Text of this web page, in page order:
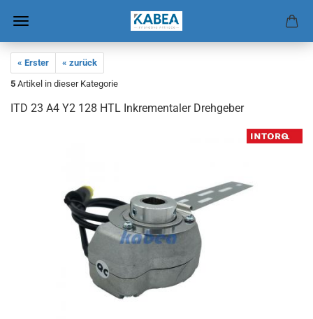
« Erster
« zurück
5 Artikel in dieser Kategorie
ITD 23 A4 Y2 128 HTL In­kre­men­ta­ler Dreh­ge­ber